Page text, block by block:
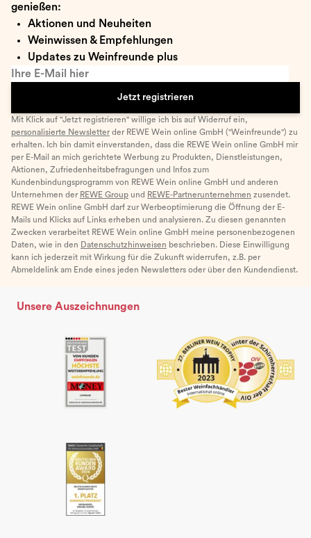
genießen:
Aktionen und Neuheiten
Weinwissen & Empfehlungen
Updates zu Weinfreunde plus
Ihre E-Mail hier
Jetzt registrieren
Mit Klick auf "Jetzt registrieren" willige ich bis auf Widerruf ein,
personalisierte Newsletter der REWE Wein online GmbH ("Weinfreunde") zu
erhalten. Ich bin damit einverstanden, dass die REWE Wein online GmbH mir
per E-Mail an mich gerichtete Werbung zu Produkten, Dienstleistungen,
Aktionen, Zufriedenheitsbefragungen und Infos zum
Kundenbindungsprogramm von REWE Wein online GmbH und anderen
Unternehmen der REWE Group und REWE-Partnerunternehmen zusendet.
REWE Wein online GmbH darf zur Werbeoptimierung die Öffnung der E-
Mails und Klicks auf Links erheben und analysieren. Zu diesen genannten
Zwecken verarbeitet REWE Wein online GmbH meine personenbezogenen
Daten, wie in den Datenschutzhinweisen beschrieben. Diese Einwilligung
kann ich jederzeit mit Wirkung für die Zukunft widerrufen, z.B. per
Abmeldelink am Ende eines jeden Newsletters oder über den Kundendienst.
Unsere Auszeichnungen